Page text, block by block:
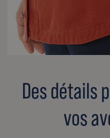
Des détails
vos